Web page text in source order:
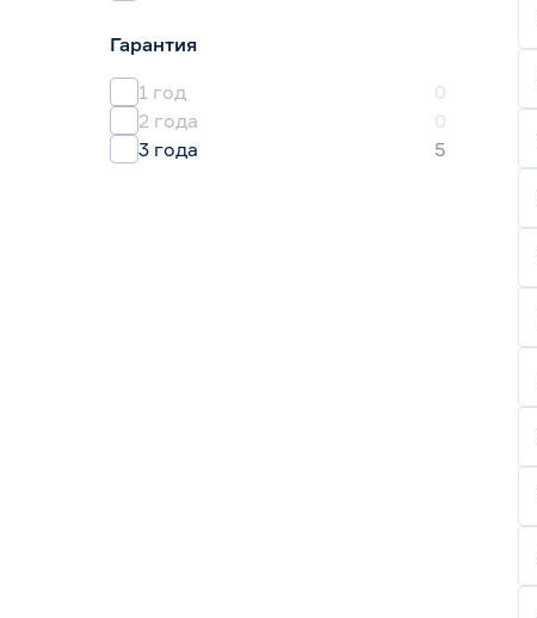
Гарантия
1 год
0
2 года
0
3 года
5